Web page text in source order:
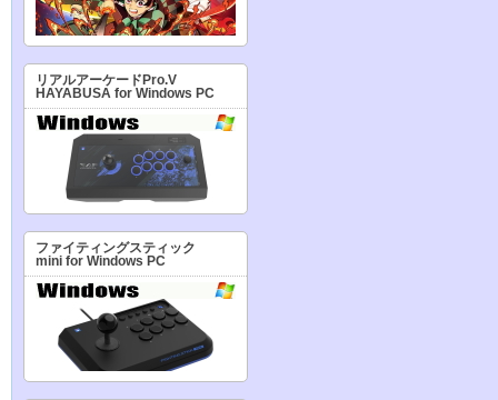
リアルアーケードPro.V
HAYABUSA for Windows PC
ファイティングスティック
mini for Windows PC